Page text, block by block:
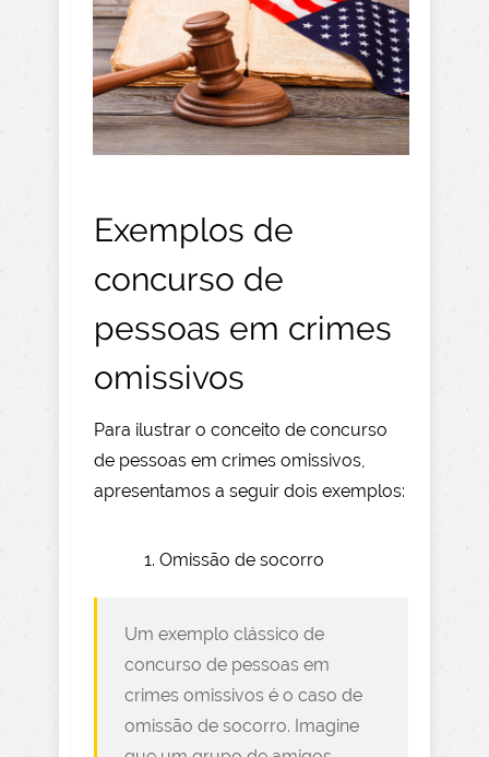
Exemplos de
concurso de
pessoas em crimes
omissivos
Para ilustrar o conceito de concurso
de pessoas em crimes omissivos,
apresentamos a seguir dois exemplos:
Omissão de socorro
Um exemplo clássico de
concurso de pessoas em
crimes omissivos é o caso de
omissão de socorro. Imagine